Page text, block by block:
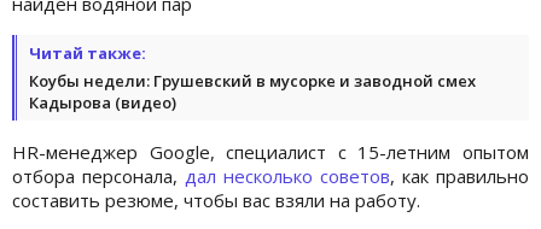
Читай также:
Коубы недели: Грушевский в мусорке и заводной смех
Кадырова (видео)
HR-менеджер Google, специалист с 15-летним опытом
отбора персонала, дал несколько советов, как правильно
составить резюме, чтобы вас взяли на работу.